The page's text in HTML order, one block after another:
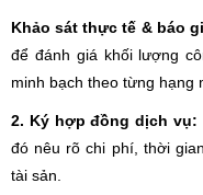
Khảo sát thực tế & báo
để đánh giá khối lượng
minh bạch theo từng hạng
2. Ký hợp đồng dịch vụ:
đó nêu rõ chi phí, thời
tài sản.